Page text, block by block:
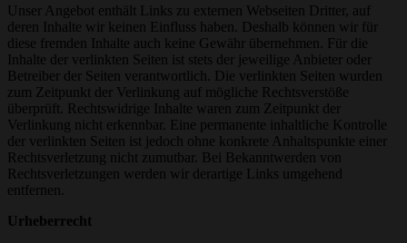
Unser Angebot enthält Links zu externen Webseiten Dritter, auf
deren Inhalte wir keinen Einfluss haben. Deshalb können wir für
diese fremden Inhalte auch keine Gewähr übernehmen. Für die
Inhalte der verlinkten Seiten ist stets der jeweilige Anbieter oder
Betreiber der Seiten verantwortlich. Die verlinkten Seiten wurden
zum Zeitpunkt der Verlinkung auf mögliche Rechtsverstöße
überprüft. Rechtswidrige Inhalte waren zum Zeitpunkt der
Verlinkung nicht erkennbar. Eine permanente inhaltliche Kontrolle
der verlinkten Seiten ist jedoch ohne konkrete Anhaltspunkte einer
Rechtsverletzung nicht zumutbar. Bei Bekanntwerden von
Rechtsverletzungen werden wir derartige Links umgehend
entfernen.
Urheberrecht